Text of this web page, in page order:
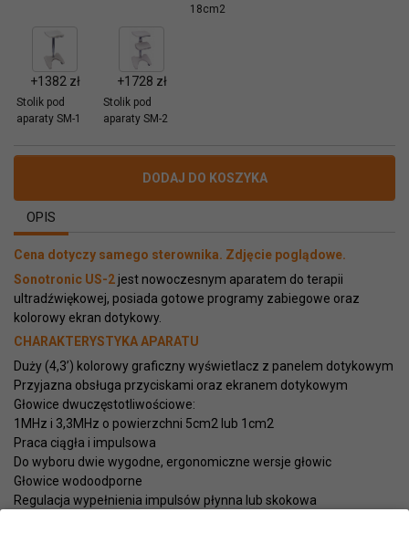
18cm2
+1382 zł
Stolik pod
aparaty SM-1
+1728 zł
Stolik pod
aparaty SM-2
DODAJ DO KOSZYKA
OPIS
Cena dotyczy samego sterownika. Zdjęcie poglądowe.
Sonotronic US-2 jest nowoczesnym aparatem do terapii
ultradźwiękowej, posiada gotowe programy zabiegowe oraz
kolorowy ekran dotykowy.
CHARAKTERYSTYKA APARATU
Duży (4,3’) kolorowy graficzny wyświetlacz z panelem dotykowym
Przyjazna obsługa przyciskami oraz ekranem dotykowym
Głowice dwuczęstotliwościowe:
1MHz i 3,3MHz o powierzchni 5cm2 lub 1cm2
Praca ciągła i impulsowa
Do wyboru dwie wygodne, ergonomiczne wersje głowic
Głowice wodoodporne
Regulacja wypełnienia impulsów płynna lub skokowa